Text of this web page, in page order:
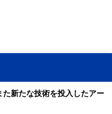
た新たな技術を投入したアー